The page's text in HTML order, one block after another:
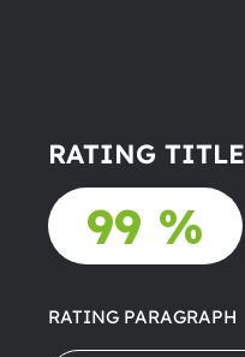
RATING TITLE
99 %
RATING PARAGRAPH